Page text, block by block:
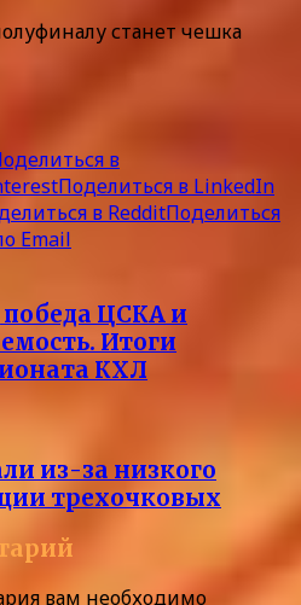
станет чешка
в
Поделиться в LinkedIn
в RedditПоделиться
Email
ЦСКА и
Итоги
КХЛ
из-за низкого
трехочковых
вам необходимо